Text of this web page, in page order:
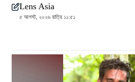
Lens Asia
৫ আগস্ট, ২০২৬ রাত্রি ১১:৫১